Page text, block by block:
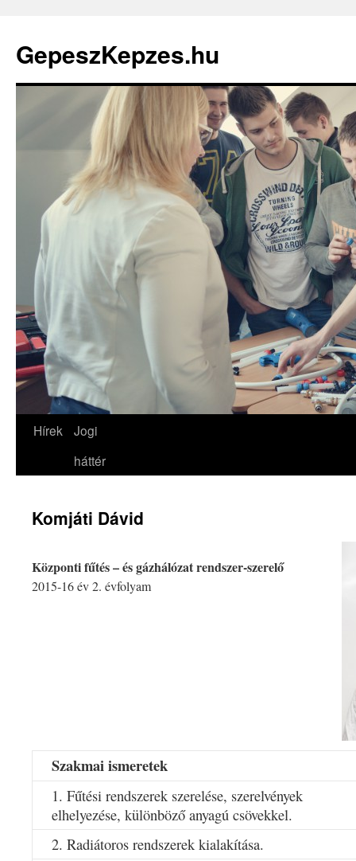
GepeszKepzes.hu
Hírek
Jogi
háttér
Komjáti Dávid
Központi fűtés – és gázhálózat rendszer-szerelő
2015-16 év 2. évfolyam
Szakmai ismeretek
1. Fűtési rendszerek szerelése, szerelvények
elhelyezése, különböző anyagú csövekkel.
2. Radiátoros rendszerek kialakítása.